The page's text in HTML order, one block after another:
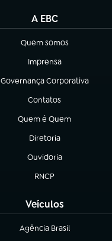
A EBC
Quem somos
(abre em nova aba)
Imprensa
(abre em nova aba)
Governança Corporativa
(abre em nova aba)
Contatos
(abre em nova aba)
Quem é Quem
(abre em nova aba)
Diretoria
(abre em nova aba)
Ouvidoria
(abre em nova aba)
RNCP
(abre em nova aba)
Veículos
Agência Brasil
(abre em nova aba)